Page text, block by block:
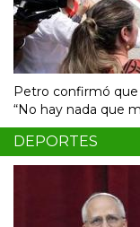
Petro confirmó
“No hay nada que
DEPORTES